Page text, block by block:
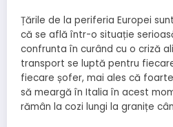
Țările de la periferia Europei
că se află într-o situație
confrunta în curând cu o criză
transport se luptă pentru
fiecare șofer, mai ales că
să meargă în Italia în acest
rămân la cozi lungi la granițe